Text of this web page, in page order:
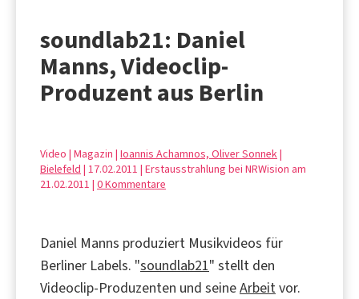
soundlab21: Daniel
Manns, Videoclip-
Produzent aus Berlin
Video | Magazin | Ioannis Achamnos, Oliver Sonnek|
Bielefeld | 17.02.2011 | Erstausstrahlung bei NRWision am
21.02.2011 | 0 Kommentare
Daniel Manns produziert Musikvideos für
Berliner Labels. "soundlab21" stellt den
Videoclip-Produzenten und seineArbeitvor.